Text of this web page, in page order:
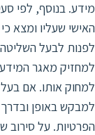
האישי שעליו ומצא
לפנות לבעל
למחזיק מאגר
למחוק אותו. אם
למבקש באופן
הפרטיות. על סירוב